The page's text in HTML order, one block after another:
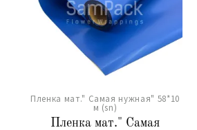
Пленка мат." Самая нужная" 58*10
м (sn)
Пленка мат." Самая